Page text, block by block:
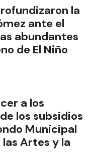
la
ante el
abundantes
de El Niño
a los
los subsidios
Municipal
Artes y la